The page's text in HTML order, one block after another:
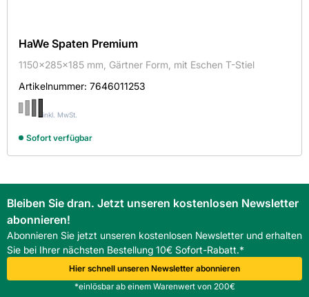
HaWe Spaten Premium
1150x285x185 mm, Gärtner Form, mit Eschen T-Stiel
Artikelnummer: 7646011253
inkl. MwSt.
Sofort verfügbar
Bleiben Sie dran. Jetzt unseren kostenlosen Newsletter
abonnieren!
Abonnieren Sie jetzt unseren kostenlosen Newsletter und erhalten
Sie bei Ihrer nächsten Bestellung 10€ Sofort-Rabatt.*
Hier schnell unseren Newsletter abonnieren
*einlösbar ab einem Warenwert von 200€